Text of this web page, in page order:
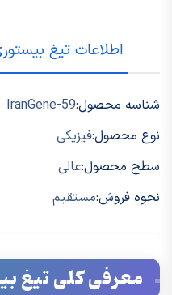
اطلاعات تیغ
شناسه محصول:IranGene-59
نوع محصول:فیزیکی
سطح محصول:عالی
نحوه فروش:مستقیم
معرفی کلی تیغ